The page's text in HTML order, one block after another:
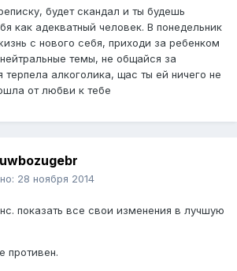
будет скандал и ты будешь
как адекватный человек. В понедельник
с нового себя, приходи за ребенком
темы, не общайся за
терпела алкоголика, щас ты ей ничего не
от любви к тебе
28 ноября 2014
показать все свои изменения в лучшую
противен.